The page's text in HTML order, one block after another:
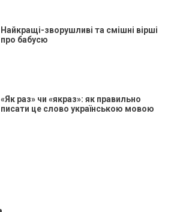
Найкращі-зворушливі та смішні вірші
про бабусю
«Як раз» чи «якраз»: як правильно
писати це слово українською мовою